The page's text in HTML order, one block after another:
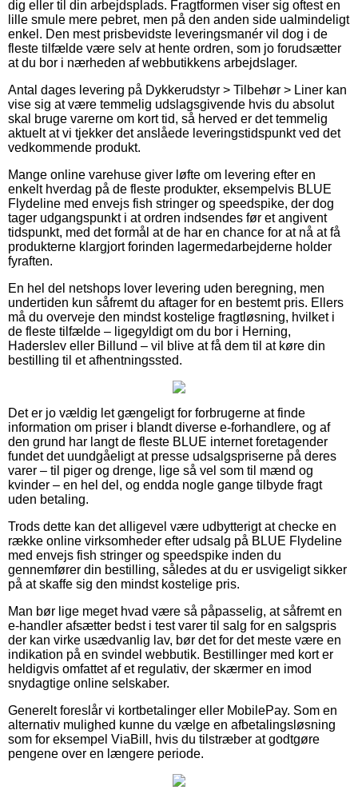
dig eller til din arbejdsplads. Fragtformen viser sig oftest en
lille smule mere pebret, men på den anden side ualmindeligt
enkel. Den mest prisbevidste leveringsmanér vil dog i de
fleste tilfælde være selv at hente ordren, som jo forudsætter
at du bor i nærheden af webbutikkens arbejdslager.
Antal dages levering på Dykkerudstyr > Tilbehør > Liner kan
vise sig at være temmelig udslagsgivende hvis du absolut
skal bruge varerne om kort tid, så herved er det temmelig
aktuelt at vi tjekker det anslåede leveringstidspunkt ved det
vedkommende produkt.
Mange online varehuse giver løfte om levering efter en
enkelt hverdag på de fleste produkter, eksempelvis BLUE
Flydeline med envejs fish stringer og speedspike, der dog
tager udgangspunkt i at ordren indsendes før et angivent
tidspunkt, med det formål at de har en chance for at nå at få
produkterne klargjort forinden lagermedarbejderne holder
fyraften.
En hel del netshops lover levering uden beregning, men
undertiden kun såfremt du aftager for en bestemt pris. Ellers
må du overveje den mindst kostelige fragtløsning, hvilket i
de fleste tilfælde – ligegyldigt om du bor i Herning,
Haderslev eller Billund – vil blive at få dem til at køre din
bestilling til et afhentningssted.
Det er jo vældig let gængeligt for forbrugerne at finde
information om priser i blandt diverse e-forhandlere, og af
den grund har langt de fleste BLUE internet foretagender
fundet det uundgåeligt at presse udsalgspriserne på deres
varer – til piger og drenge, lige så vel som til mænd og
kvinder – en hel del, og endda nogle gange tilbyde fragt
uden betaling.
Trods dette kan det alligevel være udbytterigt at checke en
række online virksomheder efter udsalg på BLUE Flydeline
med envejs fish stringer og speedspike inden du
gennemfører din bestilling, således at du er usvigeligt sikker
på at skaffe sig den mindst kostelige pris.
Man bør lige meget hvad være så påpasselig, at såfremt en
e-handler afsætter bedst i test varer til salg for en salgspris
der kan virke usædvanlig lav, bør det for det meste være en
indikation på en svindel webbutik. Bestillinger med kort er
heldigvis omfattet af et regulativ, der skærmer en imod
snydagtige online selskaber.
Generelt foreslår vi kortbetalinger eller MobilePay. Som en
alternativ mulighed kunne du vælge en afbetalingsløsning
som for eksempel ViaBill, hvis du tilstræber at godtgøre
pengene over en længere periode.